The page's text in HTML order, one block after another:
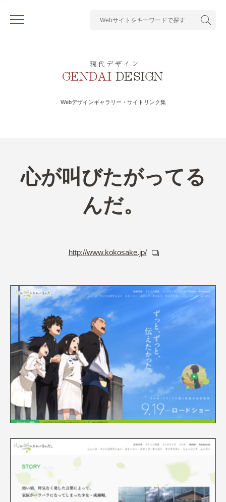
Webデザインギャラリー・サイトリンク集
心が叫びたがってる
んだ。
http://www.kokosake.jp/